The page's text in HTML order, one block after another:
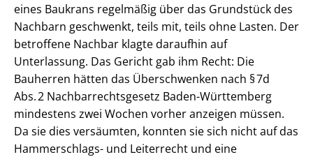
eines Baukrans regelmäßig über das Grundstück des
Nachbarn geschwenkt, teils mit, teils ohne Lasten. Der
betroffene Nachbar klagte daraufhin auf
Unterlassung. Das Gericht gab ihm Recht: Die
Bauherren hätten das Überschwenken nach § 7d
Abs. 2 Nach­bar­rechts­ge­setz Baden-Württemberg
mindestens zwei Wochen vorher anzeigen müssen.
Da sie dies versäumten, konnten sie sich nicht auf das
Hammerschlags- und Leiterrecht und eine